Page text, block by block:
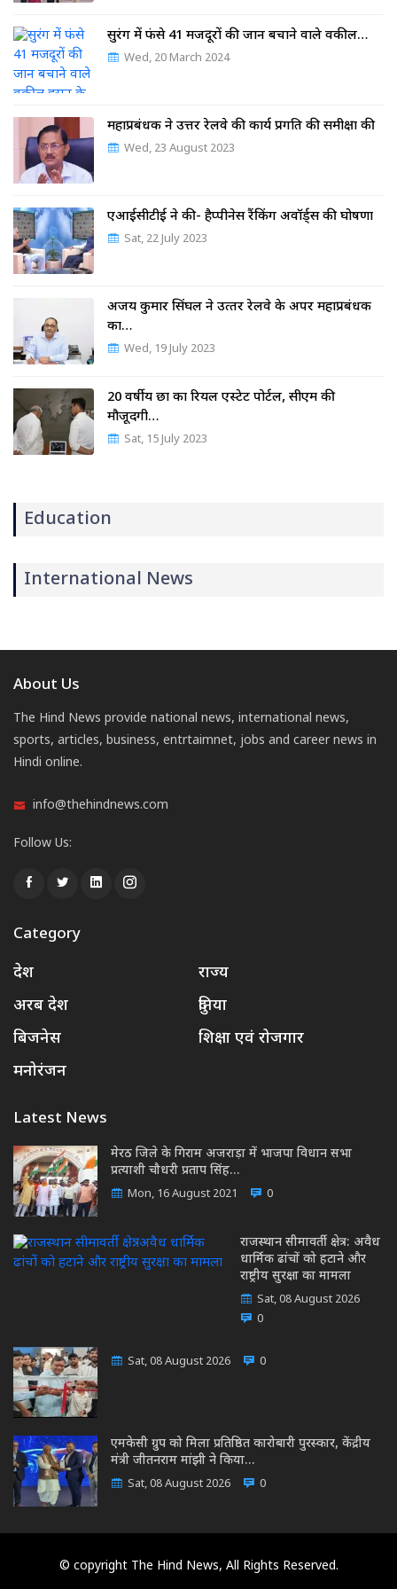
सुरंग में फंसे 41 मजदूरों की जान बचाने वाले वकील…
Wed, 20 March 2024
महाप्रबंधक ने उत्तर रेलवे की कार्य प्रगति की समीक्षा की
Wed, 23 August 2023
एआईसीटीई ने की- हैप्पीनेस रैंकिंग अवॉर्ड्स की घोषणा
Sat, 22 July 2023
अजय कुमार सिंघल ने उत्‍तर रेलवे के अपर महाप्रबंधक
का…
Wed, 19 July 2023
20 वर्षीय छात्र का रियल एस्टेट पोर्टल, सीएम की
मौजूदगी…
Sat, 15 July 2023
Education
International News
About Us
The Hind News provide national news, international news,
sports, articles, business, entrtaimnet, jobs and career news in
Hindi online.
info@thehindnews.com
Follow Us:
Category
देश
राज्य
अरब देश
दुनिया
बिजनेस
शिक्षा एवं रोजगार
मनोरंजन
Latest News
मेरठ जिले के गिराम अजराड़ा में भाजपा विधान सभा
प्रत्याशी चौधरी प्रताप सिंह…
Mon, 16 August 2021 0
राजस्थान सीमावर्ती क्षेत्र: अवैध
धार्मिक ढांचों को हटाने और
राष्ट्रीय सुरक्षा का मामला
Sat, 08 August 2026
0
Sat, 08 August 2026 0
एमकेसी ग्रुप को मिला प्रतिष्ठित कारोबारी पुरस्कार, केंद्रीय
मंत्री जीतनराम मांझी ने किया…
Sat, 08 August 2026 0
© copyright The Hind News, All Rights Reserved.